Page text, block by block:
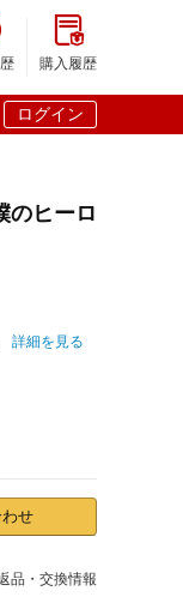

購入履歴
ログイン
のヒーロ
詳細を見る
せ
品・交換情報